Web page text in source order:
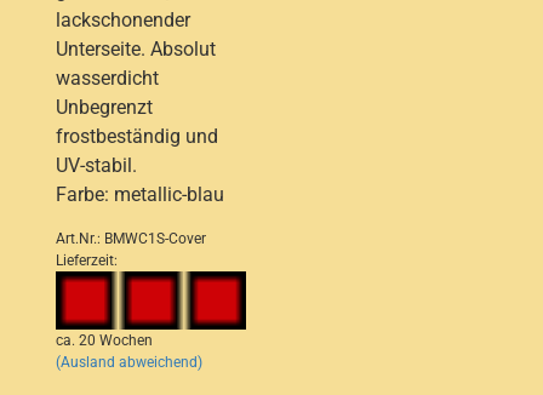
lackschonender
Unterseite. Absolut
wasserdicht
Unbegrenzt
frostbeständig und
UV-stabil.
Farbe: metallic-blau
Art.Nr.: BMWC1S-Cover
Lieferzeit:
ca. 20 Wochen
(Ausland abweichend)